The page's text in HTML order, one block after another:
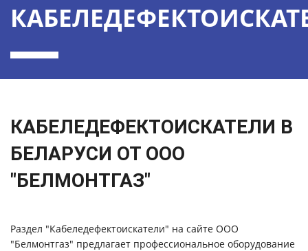
КАБЕЛЕДЕФЕКТОИСКАТЕЛИ В
БЕЛАРУСИ ОТ ООО
"БЕЛМОНТГАЗ"
Раздел "Кабеледефектоискатели" на сайте ООО
"Белмонтгаз" предлагает профессиональное оборудование